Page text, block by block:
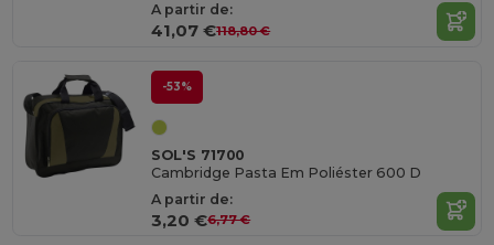
A partir de:
41,07 €118,80 €
-53%
SOL'S 71700
Cambridge Pasta Em Poliéster 600 D
A partir de:
3,20 €6,77 €